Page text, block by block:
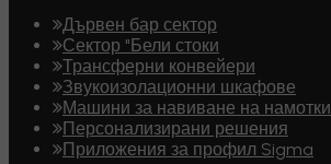
Дървен бар сектор
Сектор "Бели стоки
Трансферни конвейери
Звукоизолационни шкафове
Машини за навиване на намотки
Персонализирани решения
Приложения за профил Sigma